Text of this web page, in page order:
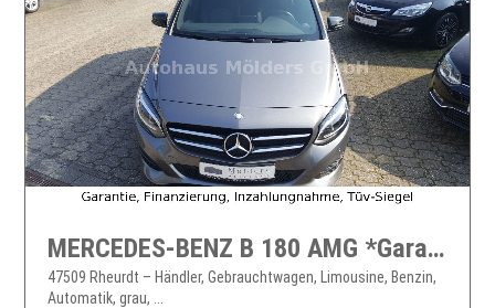
MERCEDES-BENZ B 180 AMG *Garantie*AHK*Navi*LED*189EUR mtl.
47509 Rheurdt – Händler, Gebrauchtwagen, Limousine, Benzin,
Automatik, grau, ...